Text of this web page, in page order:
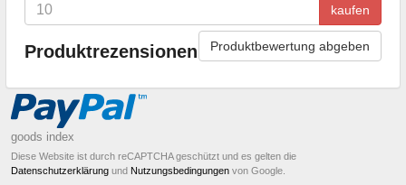
kaufen
Produktrezensionen Produktbewertung abgeben
goods index
Diese Website ist durch reCAPTCHA geschützt und es gelten die
Datenschutzerklärung und Nutzungsbedingungen von Google.